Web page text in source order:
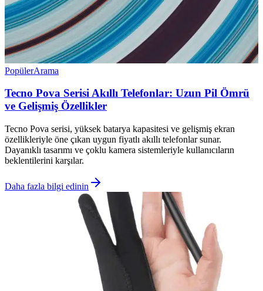
PopülerArama
Tecno Pova Serisi Akıllı Telefonlar: Uzun Pil Ömrü
ve Gelişmiş Özellikler
Tecno Pova serisi, yüksek batarya kapasitesi ve gelişmiş ekran
özellikleriyle öne çıkan uygun fiyatlı akıllı telefonlar sunar.
Dayanıklı tasarımı ve çoklu kamera sistemleriyle kullanıcıların
beklentilerini karşılar.
Daha fazla bilgi edinin